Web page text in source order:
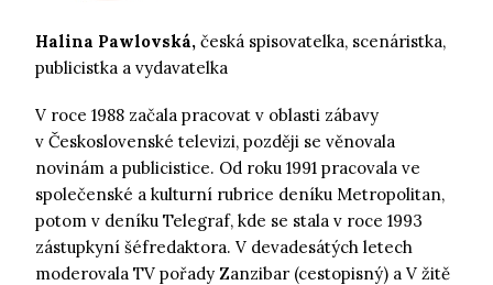
Halina Pawlovská, česká spisovatelka, scenáristka,
publicistka a vydavatelka
V roce 1988 začala pracovat v oblasti zábavy
v Československé televizi, později se věnovala
novinám a publicistice. Od roku 1991 pracovala ve
společenské a kulturní rubrice deníku Metropolitan,
potom v deníku Telegraf, kde se stala v roce 1993
zástupkyní šéfredaktora. V devadesátých letech
moderovala TV pořady Zanzibar (cestopisný) a V žitě